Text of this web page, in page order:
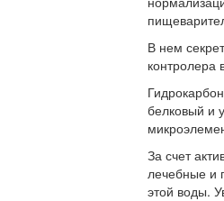
В нем
контролера
белковый и
За счет
лечебные и
этой воды.